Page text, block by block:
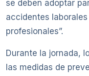
se deben adoptar
accidentes
profesionales”.
Durante la jornada,
las medidas de